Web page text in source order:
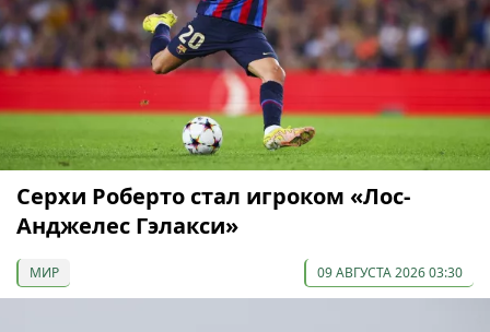
Серхи Роберто стал игроком «Лос-
Анджелес Гэлакси»
МИР 09 АВГУСТА 2026 03:30